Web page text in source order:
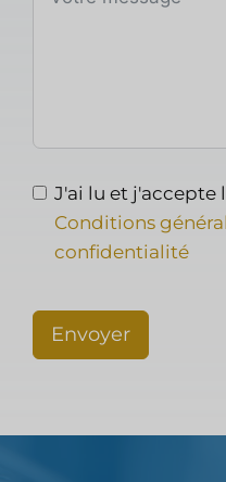
J'ai lu et j'accepte
Conditions
confidentialité
Envoyer